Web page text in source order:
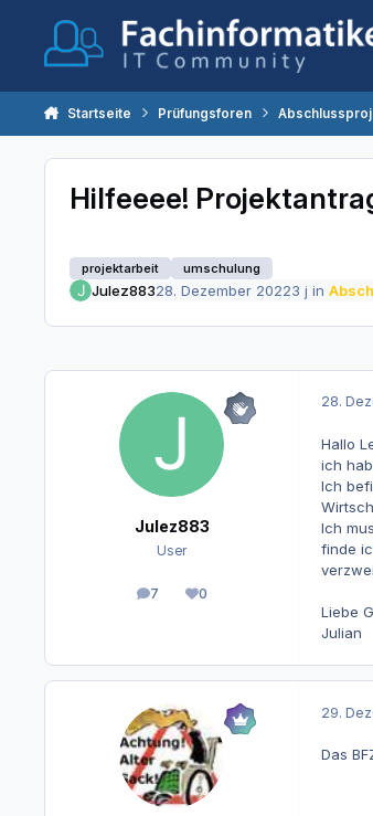
Startseite Prüfungsforen
Hilfeeee!
projektarbeit umschulung
Julez88328. Dezember 20223 j in
Julez883
User
7
Beiträge0
Reputation
28.
Hallo
ich
Ich
Ich
finde
Liebe
Julian
29.
Das